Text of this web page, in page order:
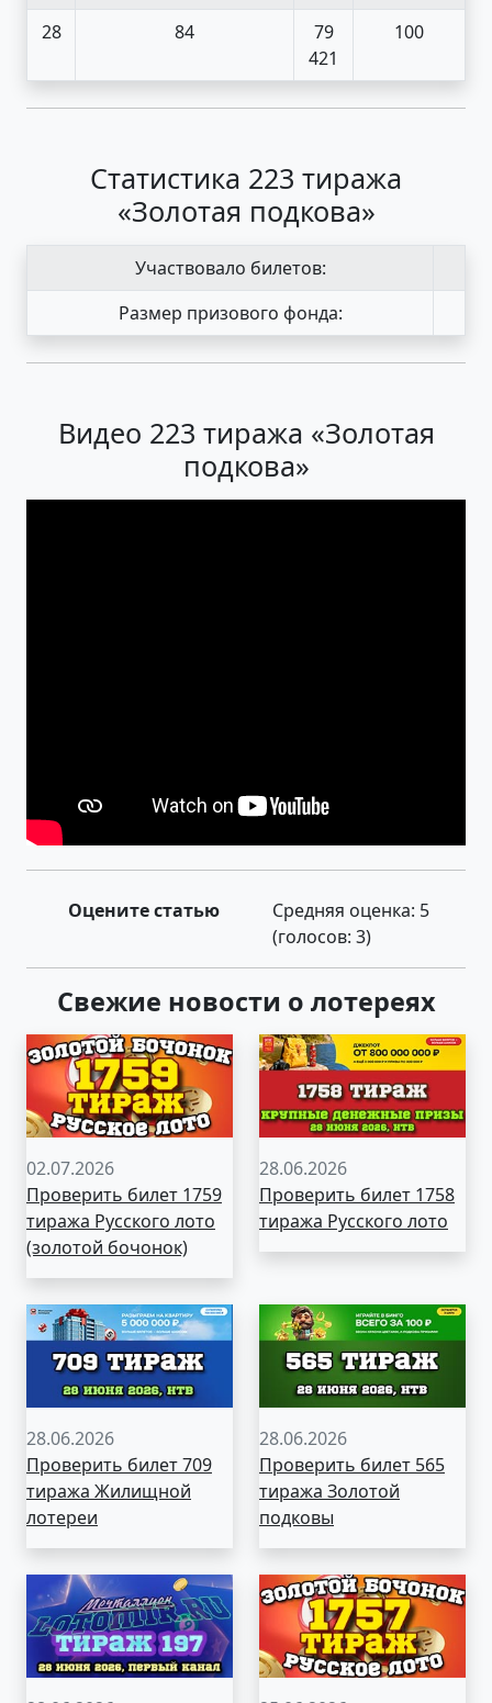
28 84
79
421
100
Статистика 223 тиража
«Золотая подкова»
Участвовало билетов:
Размер призового фонда:
Видео 223 тиража «Золотая
подкова»
Оцените статью Средняя оценка: 5
(голосов: 3)
Свежие новости о лотереях
02.07.2026
Проверить билет 1759
тиража Русского лото
(золотой бочонок)
28.06.2026
Проверить билет 1758
тиража Русского лото
28.06.2026
Проверить билет 709
тиража Жилищной
лотереи
28.06.2026
Проверить билет 565
тиража Золотой
подковы